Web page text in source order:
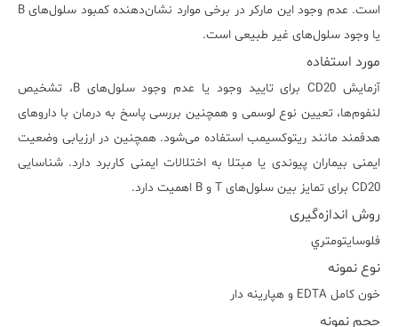
است. عدم وجود این مارکر در برخی موارد نشان‌دهنده کمبود سلول‌های B
یا وجود سلول‌های غیر طبیعی است.
مورد استفاده
آزمایش CD20 برای تایید وجود یا عدم وجود سلول‌های B، تشخیص
لنفوم‌ها، تعیین نوع لوسمی و همچنین بررسی پاسخ به درمان با داروهای
هدفمند مانند ریتوکسیمب استفاده می‌شود. همچنین در ارزیابی وضعیت
ایمنی بیماران پیوندی یا مبتلا به اختلالات ایمنی کاربرد دارد. شناسایی
CD20 برای تمایز بین سلول‌های T و B اهمیت دارد.
روش اندازه‌گیری
فلوسايتومتري
نوع نمونه
خون کامل EDTA و هپارينه دار
حجم نمونه